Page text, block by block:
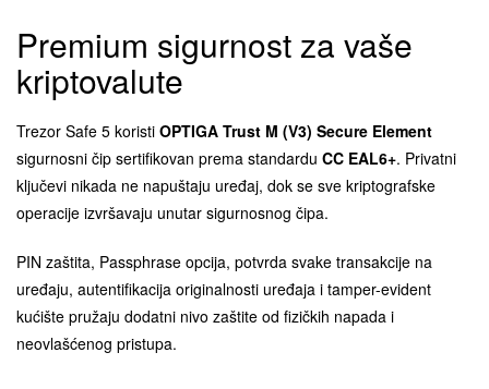
Premium sigurnost za vaše
kriptovalute
Trezor Safe 5 koristi OPTIGA Trust M (V3) Secure Element
sigurnosni čip sertifikovan prema standardu CC EAL6+. Privatni
ključevi nikada ne napuštaju uređaj, dok se sve kriptografske
operacije izvršavaju unutar sigurnosnog čipa.
PIN zaštita, Passphrase opcija, potvrda svake transakcije na
uređaju, autentifikacija originalnosti uređaja i tamper-evident
kućište pružaju dodatni nivo zaštite od fizičkih napada i
neovlašćenog pristupa.